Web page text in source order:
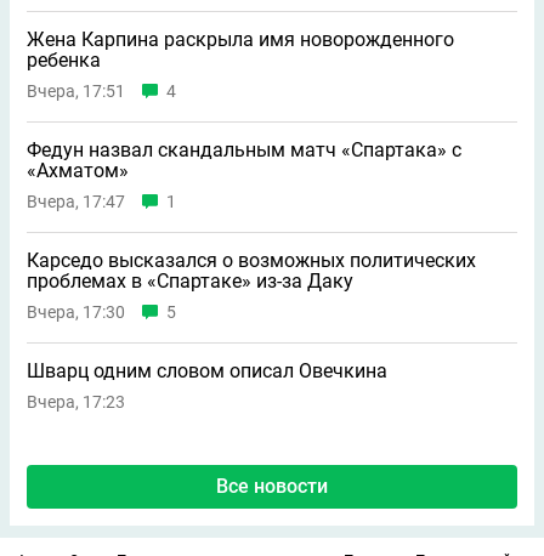
Жена Карпина раскрыла имя новорождeнного
ребeнка
Вчера, 17:51 4
Федун назвал скандальным матч «Спартака» с
«Ахматом»
Вчера, 17:47 1
Карседо высказался о возможных политических
проблемах в «Спартаке» из-за Даку
Вчера, 17:30 5
Шварц одним словом описал Овечкина
Вчера, 17:23
Все новости